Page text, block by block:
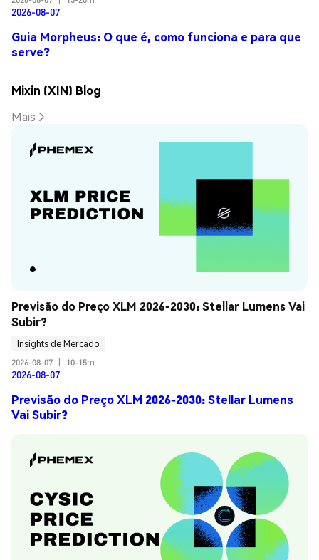
2026-08-07
Guia Morpheus: O que é, como funciona e para que
serve?
Mixin (XIN) Blog
Mais
Previsão do Preço XLM 2026-2030: Stellar Lumens Vai
Subir?
Insights de Mercado
2026-08-07
10-15m
2026-08-07
Previsão do Preço XLM 2026-2030: Stellar Lumens
Vai Subir?